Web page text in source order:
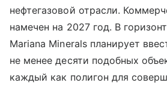
нефтегазовой отрасли.
намечен на 2027 год. В
Mariana Minerals планирует
не менее десяти подобных
каждый как полигон для